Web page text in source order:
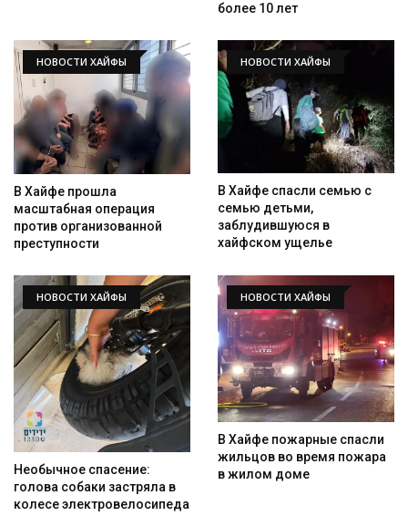
более 10 лет
НОВОСТИ ХАЙФЫ
В Хайфе прошла
масштабная операция
против организованной
преступности
НОВОСТИ ХАЙФЫ
В Хайфе спасли семью с
семью детьми,
заблудившуюся в
хайфском ущелье
НОВОСТИ ХАЙФЫ
Необычное спасение:
голова собаки застряла в
колесе электровелосипеда
НОВОСТИ ХАЙФЫ
В Хайфе пожарные спасли
жильцов во время пожара
в жилом доме